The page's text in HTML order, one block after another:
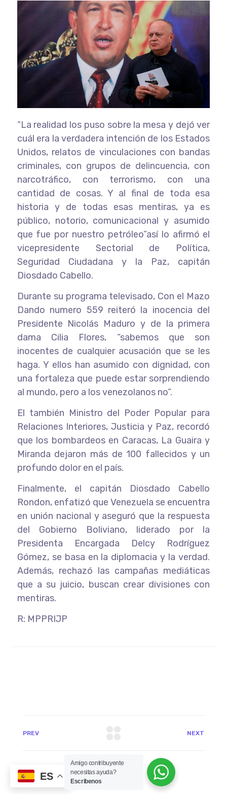
“La realidad los puso sobre la mesa y dejó ver
cuál era la verdadera intención de los Estados
Unidos, relatos de vinculaciones con bandas
criminales, con grupos de delincuencia, con
narcotráfico, con terrorismo, con una
cantidad de cosas. Y al final de toda esa
historia y de todas esas mentiras, ya es
público, notorio, comunicacional y asumido
que fue por nuestro petróleo”así lo afirmó el
vicepresidente Sectorial de Política,
Seguridad Ciudadana y la Paz, capitán
Diosdado Cabello.
Durante su programa televisado, Con el Mazo
Dando numero 559 reiteró la inocencia del
Presidente Nicolás Maduro y de la primera
dama Cilia Flores, “sabemos que son
inocentes de cualquier acusación que se les
haga. Y ellos han asumido con dignidad, con
una fortaleza que puede estar sorprendiendo
al mundo, pero a los venezolanos no”.
El también Ministro del Poder Popular para
Relaciones Interiores, Justicia y Paz, recordó
que los bombardeos en Caracas, La Guaira y
Miranda dejaron más de 100 fallecidos y un
profundo dolor en el país.
Finalmente, el capitán Diosdado Cabello
Rondon, enfatizó que Venezuela se encuentra
en unión nacional y aseguró que la respuesta
del Gobierno Boliviano, liderado por la
Presidenta Encargada Delcy Rodríguez
Gómez, se basa en la diplomacia y la verdad.
Además, rechazó las campañas mediáticas
que a su juicio, buscan crear divisiones con
mentiras.
R: MPPRIJP
PREV NEXT
ES
Amigo contribuyente
necesitas ayuda?
Escribenos